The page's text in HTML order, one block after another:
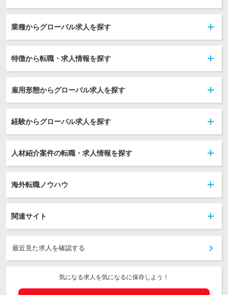
業種からグローバル求人を探す
特徴から転職・求人情報を探す
雇用形態からグローバル求人を探す
経験からグローバル求人を探す
人材紹介案件の転職・求人情報を探す
海外転職ノウハウ
関連サイト
最近見た求人を確認する
気になる求人を気になるに保存しよう！